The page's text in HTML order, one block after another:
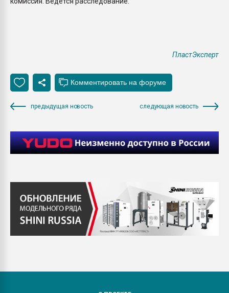
ПластЭксперт
предыдущая новость следующая новость